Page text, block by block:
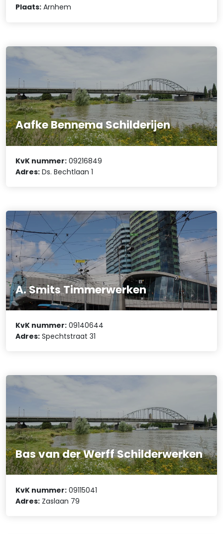
Plaats: Arnhem
Aafke Bennema Schilderijen
KvK nummer: 09216849
Adres: Ds. Bechtlaan 1
A. Smits Timmerwerken
KvK nummer: 09140644
Adres: Spechtstraat 31
Bas van der Werff Schilderwerken
KvK nummer: 09115041
Adres: Zaslaan 79